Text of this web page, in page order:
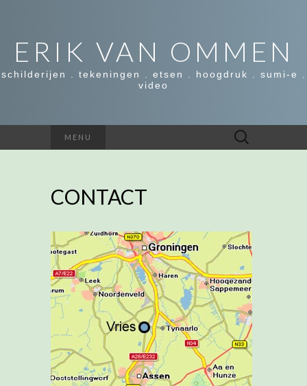
ERIK VAN OMMEN
schilderijen . tekeningen . etsen . hoogdruk . sumi-e .
video
MENU
Zoeken
naar:
CONTACT